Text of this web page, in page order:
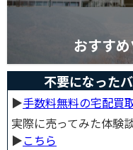
おすす
不要になった
▶︎手数料無料の宅配買
実際に売ってみた体験
▶︎こちら